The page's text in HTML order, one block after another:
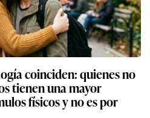
coinciden: quienes no
tienen una mayor
físicos y no es por